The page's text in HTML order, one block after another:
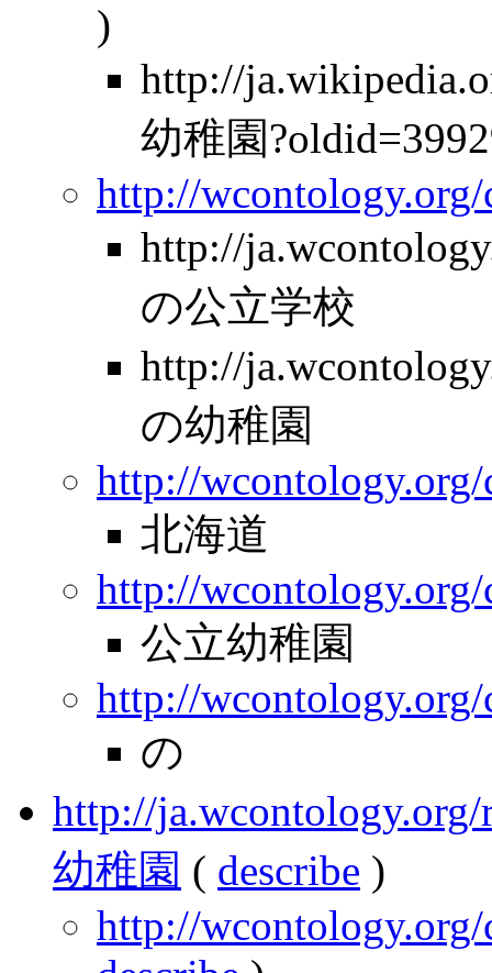
)
http://
幼稚園
http://wcontology.org/
http://
の公立学校
http://
の幼稚園
http://
北海道
http://
公立幼稚園
http://wcontology.org/
の
http://
幼稚園 ( describe )
http://